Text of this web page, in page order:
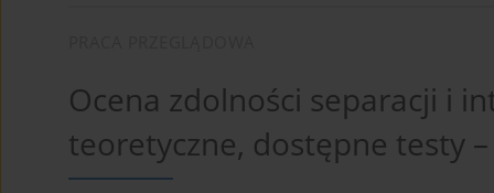
Ocena zdolności separacji i
teoretyczne, dostępne testy